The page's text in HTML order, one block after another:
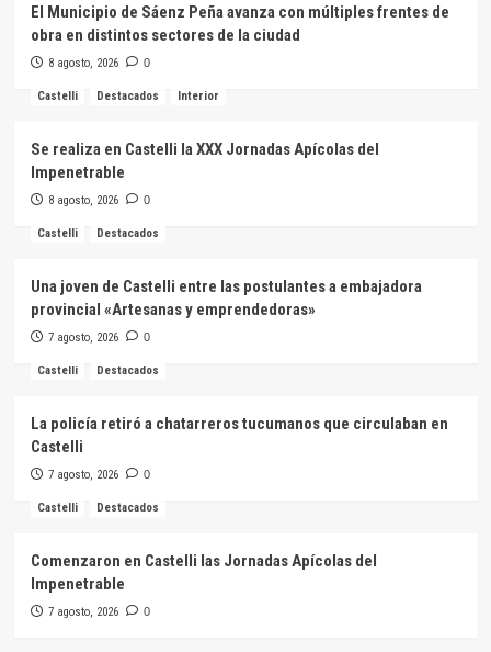
El Municipio de Sáenz Peña avanza con múltiples frentes de
obra en distintos sectores de la ciudad
8 agosto, 2026 0
Castelli Destacados Interior
Se realiza en Castelli la XXX Jornadas Apícolas del
Impenetrable
8 agosto, 2026 0
Castelli Destacados
Una joven de Castelli entre las postulantes a embajadora
provincial «Artesanas y emprendedoras»
7 agosto, 2026 0
Castelli Destacados
La policía retiró a chatarreros tucumanos que circulaban en
Castelli
7 agosto, 2026 0
Castelli Destacados
Comenzaron en Castelli las Jornadas Apícolas del
Impenetrable
7 agosto, 2026 0